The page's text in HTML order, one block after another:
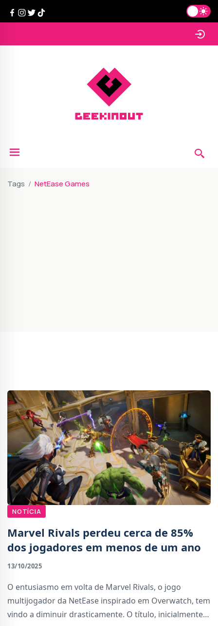
Tags NetEase Games
NOTÍCIA
Marvel Rivals perdeu cerca de 85%
dos jogadores em menos de um ano
13/10/2025
O entusiasmo em volta de Marvel Rivals, o jogo
multijogador da NetEase inspirado em Overwatch, tem
vindo a diminuir drasticamente. O título, inicialmente